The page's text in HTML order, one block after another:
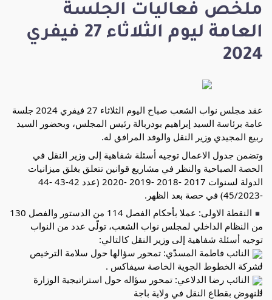
ملخّص فعاليات الجلسة
العامة ليوم الثلاثاء 27 فيفري
2024
عقد مجلس نواب الشعب صباح اليوم الثلاثاء 27 فيفري 2024 جلسة
عامة برئاسة السيد إبراهيم بودربالة رئيس المجلس، وبحضور السيد
ربيع المجيدي وزير النقل والوفد المرافق له.
وتضمن جدول الاعمال توجيه أسئلة شفاهية إلى وزير النقل في
الحصة الصباحية والنظر في مشاريع قوانين تتعلق بغلق ميزانيات
الدولة لسنوات 2017 -2018 -2019 -2020 (عدد 42-43 -44
-45/2023) في حصة بعد الظهر.
النقطة الاولى: عملا بأحكام الفصل 114 من الدستور والفصل 130
من النظام الداخلي لمجلس نواب الشعب، تولّى عدد من النواب
توجيه أسئلة شفاهية إلى وزير النقل كالتالي:
النائب فاطمة المسدّي: تمحور سؤالها حول سلامة الترخيص
لشركة الخطوط الجوية الخاصة سيفاكس .
النائب رضا الدلاعي: تمحور سؤاله حول استراتيجية الوزارة
للنهوض بقطاع النقل في ولاية باجة